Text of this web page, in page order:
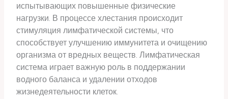
испытывающих повышенные физические
нагрузки. В процессе хлестания происходит
стимуляция лимфатической системы, что
способствует улучшению иммунитета и очищению
организма от вредных веществ. Лимфатическая
система играет важную роль в поддержании
водного баланса и удалении отходов
жизнедеятельности клеток.